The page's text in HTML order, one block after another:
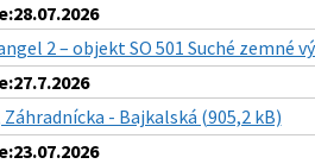
2 – objekt SO 501 Suché zemné
- Bajkalská (905,2 kB)